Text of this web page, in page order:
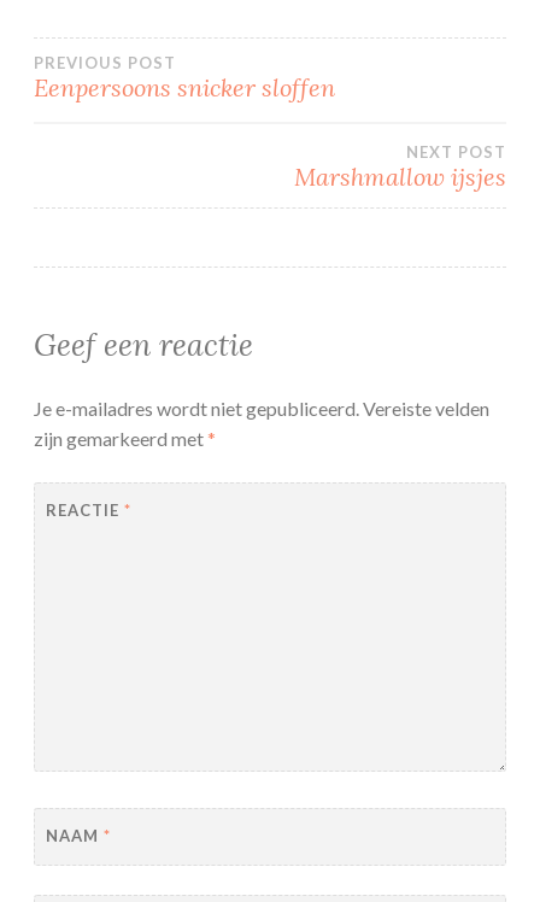
Bericht
PREVIOUS POST
Eenpersoons snicker sloffen
NEXT POST
Marshmallow ijsjes
Geef een reactie
Je e-mailadres wordt niet gepubliceerd.Vereiste velden
zijn gemarkeerd met*
REACTIE *
NAAM *